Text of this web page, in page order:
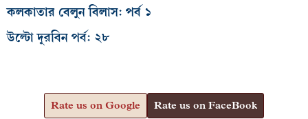
কলকাতার বেলুন বিলাস: পর্ব ১
উল্টো দূরবিন পর্ব: ২৮
Rate us on Google Rate us on FaceBook